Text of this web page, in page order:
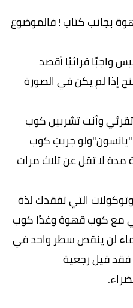
بجانب كتاب ! فالموضوع
واجبًا قرائيًا أقصد
إذا لم يكن في الصورة
وأنت تشربين كوب
جربتِ كوب
لا تقل عن ثلاث مرات
التي تفقدك لذة
مع كوب قهوة وغدًا كوب
لن ينقص سطر واحد في
فقد قيل رجعية